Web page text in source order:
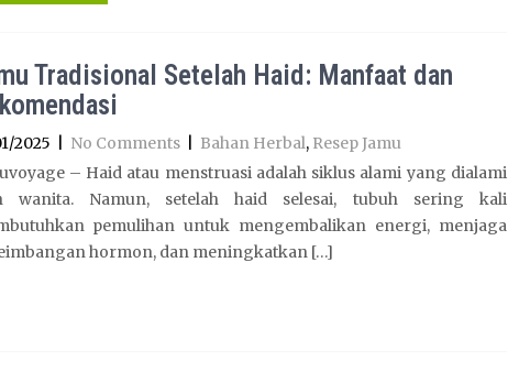
Tradisional Setelah Haid: Manfaat dan
2025 No Comments Bahan Herbal, Resep Jamu
– Haid atau menstruasi adalah siklus alami yang dialami
wanita. Namun, setelah haid selesai, tubuh sering kali
pemulihan untuk mengembalikan energi, menjaga
hormon, dan meningkatkan […]